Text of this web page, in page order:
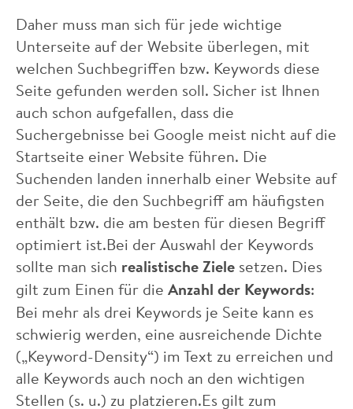
Daher muss man sich für jede wichtige
Unterseite auf der Website überlegen, mit
welchen Suchbegriffen bzw. Keywords diese
Seite gefunden werden soll. Sicher ist Ihnen
auch schon aufgefallen, dass die
Suchergebnisse bei Google meist nicht auf die
Startseite einer Website führen. Die
Suchenden landen innerhalb einer Website auf
der Seite, die den Suchbegriff am häufigsten
enthält bzw. die am besten für diesen Begriff
optimiert ist.Bei der Auswahl der Keywords
sollte man sich realistische Ziele setzen. Dies
gilt zum Einen für die Anzahl der Keywords:
Bei mehr als drei Keywords je Seite kann es
schwierig werden, eine ausreichende Dichte
(„Keyword-Density“) im Text zu erreichen und
alle Keywords auch noch an den wichtigen
Stellen (s. u.) zu platzieren.Es gilt zum